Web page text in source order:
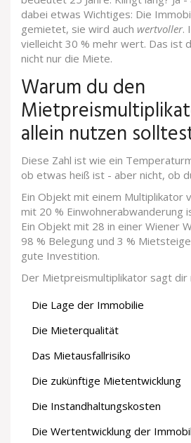
dabei etwas Wichtiges: Die
gemietet, sie wird auch wertvoller.
vielleicht 30 % mehr wert. Das ist
nicht nur die Miete.
Warum du den
allein nutzen
Diese Zahl ist wie ein
ob etwas heiß ist - aber nicht, ob
Ein Objekt mit einem Multiplikator
mit 20 % Einwohnerabwanderung
Ein Objekt mit 28 in einer Wiener
98 % Belegung und 3 %
gute Investition.
Der Mietpreismultiplikator sagt dir
Die Lage der Immobilie
Die Mieterqualität
Das Mietausfallrisiko
Die zukünftige Mietentwicklung
Die Instandhaltungskosten
Die Wertentwicklung der